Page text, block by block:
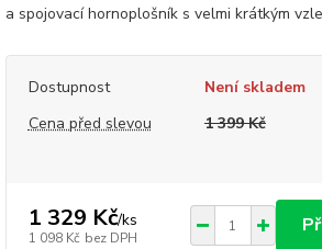
a spojovací hornoplošník s velmi krátkým
Dostupnost
Není skladem
Cena před slevou
1 399 Kč
1 329 Kč/ks
1 098 Kč bez DPH